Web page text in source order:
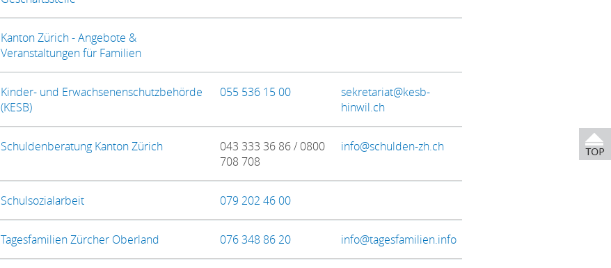
Kanton Zürich - Angebote &
Veranstaltungen für Familien
Kinder- und Erwachsenenschutzbehörde
(KESB)
055 536 15 00
sekretariat@kesb-
hinwil.ch
Schuldenberatung Kanton Zürich
043 333 36 86 / 0800
708 708
info@schulden-zh.ch
Schulsozialarbeit 079 202 46 00
Tagesfamilien Zürcher Oberland 076 348 86 20 info@tagesfamilien.info